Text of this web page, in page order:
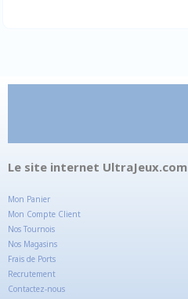
Le site internet UltraJeux.com
Mon Panier
Mon Compte Client
Nos Tournois
Nos Magasins
Frais de Ports
Recrutement
Contactez-nous